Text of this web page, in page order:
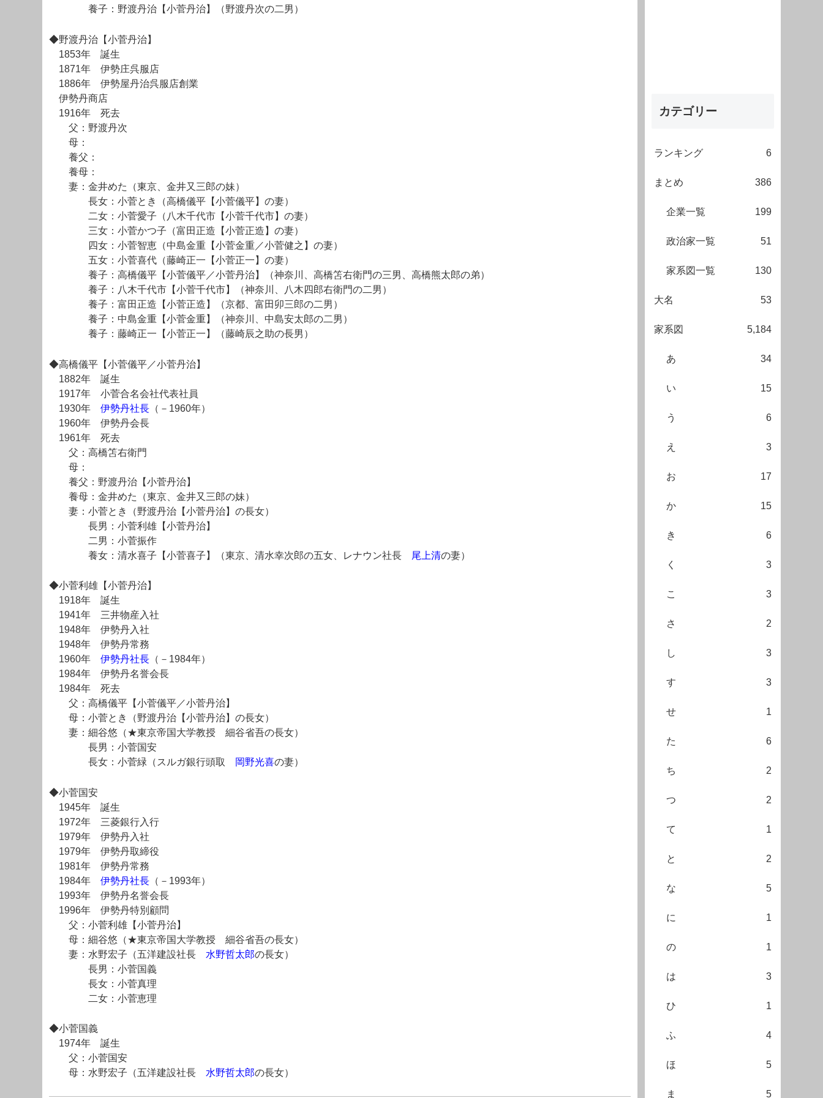
養子：野渡丹治【小菅丹治】（野渡丹次の二男）
◆野渡丹治【小菅丹治】
1853年 誕生
1871年 伊勢庄呉服店
1886年 伊勢屋丹治呉服店創業
伊勢丹商店
1916年 死去
父：野渡丹次
母：
養父：
養母：
妻：金井めた（東京、金井又三郎の妹）
長女：小菅とき（高橋儀平【小菅儀平】の妻）
二女：小菅愛子（八木千代市【小菅千代市】の妻）
三女：小菅かつ子（富田正造【小菅正造】の妻）
四女：小菅智恵（中島金重【小菅金重／小菅健之】の妻）
五女：小菅喜代（藤崎正一【小菅正一】の妻）
養子：高橋儀平【小菅儀平／小菅丹治】（神奈川、高橋笘右衛門の三男、高橋熊太郎の弟）
養子：八木千代市【小菅千代市】（神奈川、八木四郎右衛門の二男）
養子：富田正造【小菅正造】（京都、富田卯三郎の二男）
養子：中島金重【小菅金重】（神奈川、中島安太郎の二男）
養子：藤崎正一【小菅正一】（藤崎辰之助の長男）
◆高橋儀平【小菅儀平／小菅丹治】
1882年 誕生
1917年 小菅合名会社代表社員
1930年 伊勢丹社長 （－1960年）
1960年 伊勢丹会長
1961年 死去
父：高橋笘右衛門
母：
養父：野渡丹治【小菅丹治】
養母：金井めた（東京、金井又三郎の妹）
妻：小菅とき（野渡丹治【小菅丹治】の長女）
長男：小菅利雄【小菅丹治】
二男：小菅振作
養女：清水喜子【小菅喜子】（東京、清水幸次郎の五女、レナウン社長
尾上清の妻）
◆小菅利雄【小菅丹治】
1918年 誕生
1941年 三井物産入社
1948年 伊勢丹入社
1948年 伊勢丹常務
1960年 伊勢丹社長 （－1984年）
1984年 伊勢丹名誉会長
1984年 死去
父：高橋儀平【小菅儀平／小菅丹治】
母：小菅とき（野渡丹治【小菅丹治】の長女）
妻：細谷悠（★東京帝国大学教授 細谷省吾の長女）
長男：小菅国安
長女：小菅緑（スルガ銀行頭取
岡野光喜の妻）
◆小菅国安
1945年 誕生
1972年 三菱銀行入行
1979年 伊勢丹入社
1979年 伊勢丹取締役
1981年 伊勢丹常務
1984年 伊勢丹社長 （－1993年）
1993年 伊勢丹名誉会長
1996年 伊勢丹特別顧問
父：小菅利雄【小菅丹治】
母：細谷悠（★東京帝国大学教授 細谷省吾の長女）
妻：水野宏子（五洋建設社長 水野哲太郎の長女）
長男：小菅国義
長女：小菅真理
二女：小菅恵理
◆小菅国義
1974年 誕生
父：小菅国安
母：水野宏子（五洋建設社長 水野哲太郎の長女）
カテゴリー
ランキング 6
まとめ 386
企業一覧 199
政治家一覧 51
家系図一覧 130
大名 53
家系図 5,184
あ 34
い 15
う 6
え 3
お 17
か 15
き 6
く 3
こ 3
さ 2
し 3
す 3
せ 1
た 6
ち 2
つ 2
て 1
と 2
な 5
に 1
の 1
は 3
ひ 1
ふ 4
ほ 5
ま 5